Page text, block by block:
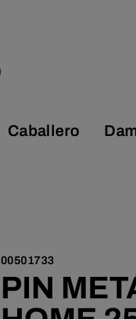
Caballero
00501733
PIN